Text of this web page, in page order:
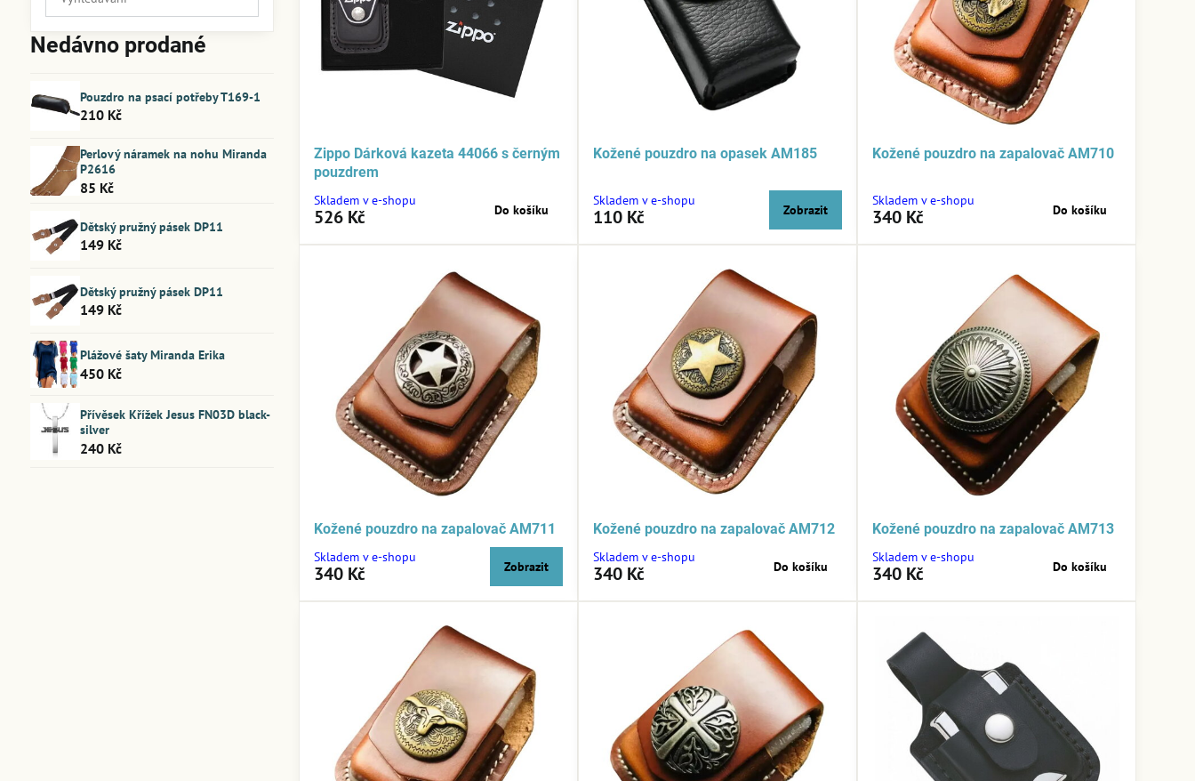
Zippo Dárková kazeta 44066 s černým
pouzdrem
Skladem v e-shopu
526 Kč Do košíku
Kožené pouzdro na opasek AM185
Skladem v e-shopu
110 Kč Zobrazit
Kožené pouzdro na zapalovač AM710
Skladem v e-shopu
340 Kč Do košíku
Kožené pouzdro na zapalovač AM711
Skladem v e-shopu
340 Kč Zobrazit
Kožené pouzdro na zapalovač AM712
Skladem v e-shopu
340 Kč Do košíku
Kožené pouzdro na zapalovač AM713
Skladem v e-shopu
340 Kč Do košíku
výsledky
filtru
fulltextem
Nedávno prodané
Pouzdro na psací potřeby T169-1
210 Kč
Perlový náramek na nohu Miranda
P2616
85 Kč
Dětský pružný pásek DP11
149 Kč
Dětský pružný pásek DP11
149 Kč
Plážové šaty Miranda Erika
450 Kč
Přívěsek Křížek Jesus FN03D black-
silver
240 Kč